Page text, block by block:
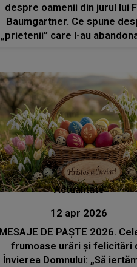
despre oamenii din jurul lui
Baumgartner. Ce spune
„prietenii” care l-au
se întâmplă adesea în
vedetelor...”
Actualitate
12 apr 2026
MESAJE DE PAȘTE 2026.
frumoase urări și felicitări
Învierea Domnului: „Să